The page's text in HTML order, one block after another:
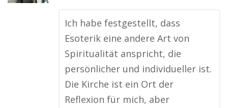
Ich habe festgestellt, dass
Esoterik eine andere Art von
Spiritualität anspricht, die
persönlicher und individueller ist.
Die Kirche ist ein Ort der
Reflexion für mich, aber